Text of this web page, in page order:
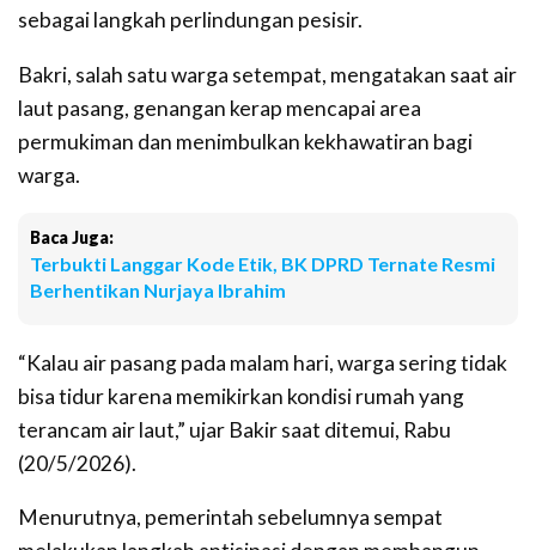
sebagai langkah perlindungan pesisir.
Bakri, salah satu warga setempat, mengatakan saat air
laut pasang, genangan kerap mencapai area
permukiman dan menimbulkan kekhawatiran bagi
warga.
Baca Juga:
Terbukti Langgar Kode Etik, BK DPRD Ternate Resmi
Berhentikan Nurjaya Ibrahim
“Kalau air pasang pada malam hari, warga sering tidak
bisa tidur karena memikirkan kondisi rumah yang
terancam air laut,” ujar Bakir saat ditemui, Rabu
(20/5/2026).
Menurutnya, pemerintah sebelumnya sempat